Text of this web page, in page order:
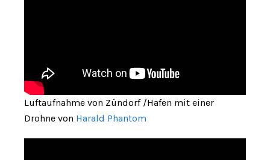
Luftaufnahme von Zündorf /Hafen mit einer
Drohne von Harald Phantom